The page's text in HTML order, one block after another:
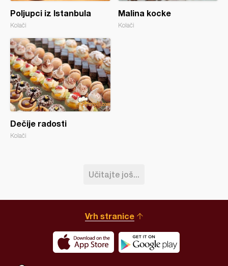
Poljupci iz Istanbula
Kolači
Malina kocke
Kolači
Dečije radosti
Kolači
Učitajte još...
Vrh stranice